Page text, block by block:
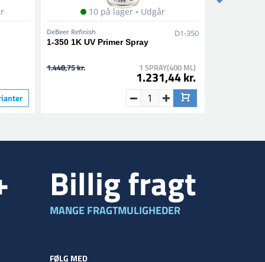
10 på lager • Udgår
DeBeer Refinish D1-350
1-350 1K UV Primer Spray
1.448,75 kr. 1 SPRAY(400 ML)
1.231,44 kr.
Billig fragt
MANGE FRAGTMULIGHEDER
FØLG MED